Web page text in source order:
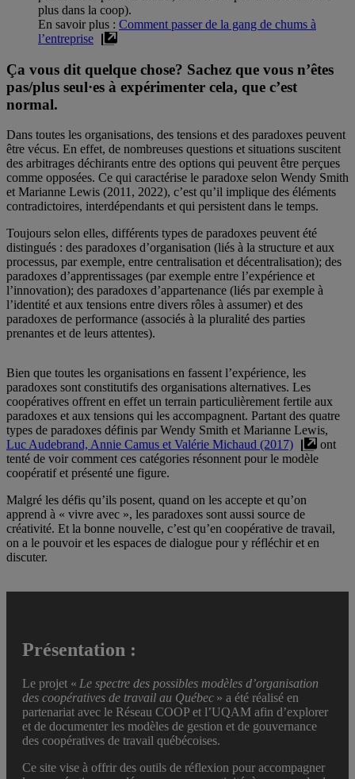
plus dans la coop).
En savoir plus : Comment passer de la gang de chums à
l’entreprise
Ça vous dit quelque chose? Sachez que vous n’êtes
pas/plus seul·es à expérimenter cela, que c’est
normal.
Dans toutes les organisations, des tensions et des paradoxes peuvent
être vécus. En effet, de nombreuses questions et situations suscitent
des arbitrages déchirants entre des options qui peuvent être perçues
comme opposées. Ce qui caractérise le paradoxe selon Wendy Smith
et Marianne Lewis (2011, 2022), c’est qu’il implique des éléments
contradictoires, interdépendants et qui persistent dans le temps.
Toujours selon elles, différents types de paradoxes peuvent été
distingués : des paradoxes d’organisation (liés à la structure et aux
processus, par exemple, entre centralisation et décentralisation); des
paradoxes d’apprentissages (par exemple entre l’expérience et
l’innovation); des paradoxes d’appartenance (liés par exemple à
l’identité et aux tensions entre divers rôles à assumer) et des
paradoxes de performance (associés à la pluralité des parties
prenantes et de leurs attentes).
Bien que toutes les organisations en fassent l’expérience, les
paradoxes sont constitutifs des organisations alternatives. Les
coopératives offrent en effet un terrain particulièrement fertile aux
paradoxes et aux tensions qui les accompagnent. Partant des quatre
types de paradoxes définis par Wendy Smith et Marianne Lewis,
Luc Audebrand, Annie Camus et Valérie Michaud (2017)
ont
tenté de voir comment ces catégories résonnent pour le modèle
coopératif et présenté une figure.
Malgré les défis qu’ils posent, quand on les accepte et qu’on
apprend à « vivre avec », les paradoxes sont aussi source de
créativité. Et la bonne nouvelle, c’est qu’en coopérative de travail,
on a le pouvoir et les espaces de dialogue pour y réfléchir et en
discuter.
Présentation :
Le projet « Le spectre des possibles modèles d’organisation
des coopératives de travail au Québec » a été réalisé en
partenariat avec le Réseau COOP et l’UQAM afin d’explorer
et de documenter les modèles de gestion et de gouvernance
des coopératives de travail québécoises.
Ce site vise à offrir des outils de réflexion pour accompagner